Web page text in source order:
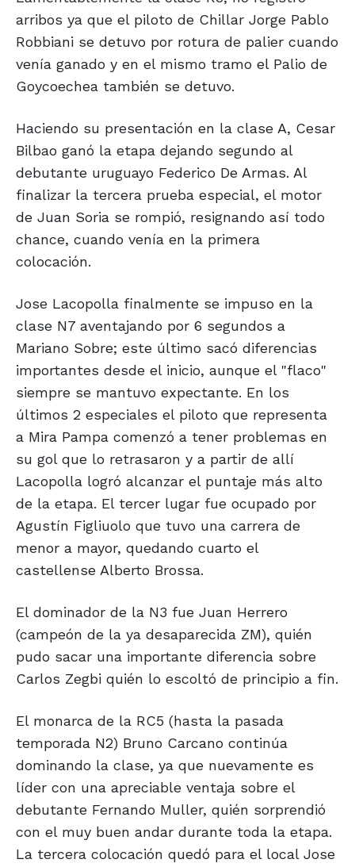
arribos ya que el piloto de Chillar Jorge Pablo
Robbiani se detuvo por rotura de palier cuando
venía ganado y en el mismo tramo el Palio de
Goycoechea también se detuvo.
Haciendo su presentación en la clase A, Cesar
Bilbao ganó la etapa dejando segundo al
debutante uruguayo Federico De Armas. Al
finalizar la tercera prueba especial, el motor
de Juan Soria se rompió, resignando así todo
chance, cuando venía en la primera
colocación.
Jose Lacopolla finalmente se impuso en la
clase N7 aventajando por 6 segundos a
Mariano Sobre; este último sacó diferencias
importantes desde el inicio, aunque el "flaco"
siempre se mantuvo expectante. En los
últimos 2 especiales el piloto que representa
a Mira Pampa comenzó a tener problemas en
su gol que lo retrasaron y a partir de allí
Lacopolla logró alcanzar el puntaje más alto
de la etapa. El tercer lugar fue ocupado por
Agustín Figliuolo que tuvo una carrera de
menor a mayor, quedando cuarto el
castellense Alberto Brossa.
El dominador de la N3 fue Juan Herrero
(campeón de la ya desaparecida ZM), quién
pudo sacar una importante diferencia sobre
Carlos Zegbi quién lo escoltó de principio a fin.
El monarca de la RC5 (hasta la pasada
temporada N2) Bruno Carcano continúa
dominando la clase, ya que nuevamente es
líder con una apreciable ventaja sobre el
debutante Fernando Muller, quién sorprendió
con el muy buen andar durante toda la etapa.
La tercera colocación quedó para el local Jose